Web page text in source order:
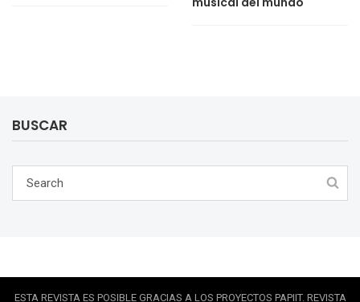
BUSCAR
ESTA REVISTA ES POSIBLE GRACIAS A LOS PROYECTOS PAPIIT. REVISTA